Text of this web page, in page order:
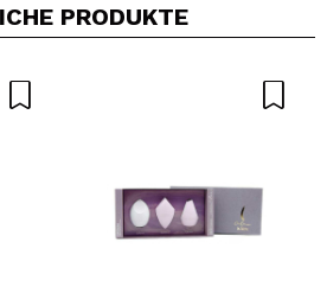
das erste sein. Stell es dir vor...
Kauf empfehlen? Ja Nein
PRODUKTE